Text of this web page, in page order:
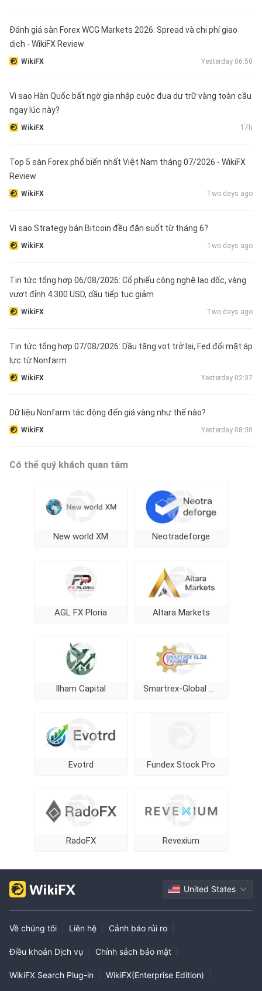
Đánh giá sàn Forex WCG Markets 2026: Spread và chi phí giao
dịch - WikiFX Review
WikiFX Yesterday 06:50
Vì sao Hàn Quốc bất ngờ gia nhập cuộc đua dự trữ vàng toàn cầu
ngay lúc này?
WikiFX 17h
Top 5 sàn Forex phổ biến nhất Việt Nam tháng 07/2026 - WikiFX
Review
WikiFX Two days ago
Vì sao Strategy bán Bitcoin đều đặn suốt từ tháng 6?
WikiFX Two days ago
Tin tức tổng hợp 06/08/2026: Cổ phiếu công nghệ lao dốc, vàng
vượt đỉnh 4.300 USD, dầu tiếp tục giảm
WikiFX Two days ago
Tin tức tổng hợp 07/08/2026: Dầu tăng vọt trở lại, Fed đối mặt áp
lực từ Nonfarm
WikiFX Yesterday 02:37
Dữ liệu Nonfarm tác động đến giá vàng như thế nào?
WikiFX Yesterday 08:30
Có thể quý khách quan tâm
New world XM Neotradeforge
AGL FX Ploria Altara Markets
Ilham Capital Smartrex-Global Traders
Evotrd Fundex Stock Pro
RadoFX Revexium
United States
Về chúng tôi Liên hệ Cảnh báo rủi ro
Điều khoản Dịch vụ Chính sách bảo mật
WikiFX Search Plug-in WikiFX(Enterprise Edition)